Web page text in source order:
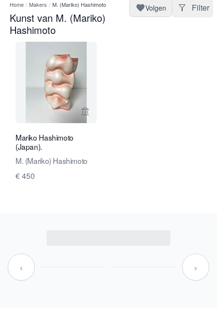
Home / Makers / M. (Mariko) Hashimoto
Kunst van M. (Mariko)
Hashimoto
Volgen Filter
Bekijk verkoperspagina van
Mariko Hashimoto
(Japan).
M. (Mariko) Hashimoto
€ 450
‹ ›